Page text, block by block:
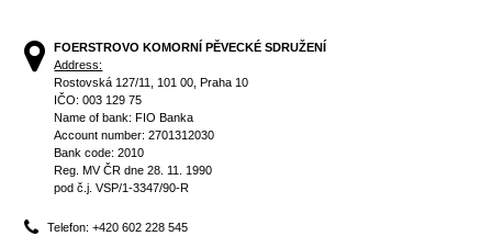
FOERSTROVO KOMORNÍ PĚVECKÉ SDRUŽENÍ
Address:
Rostovská 127/11, 101 00, Praha 10
IČO: 003 129 75
Name of bank: FIO Banka
Account number: 2701312030
Bank code: 2010
Reg. MV ČR dne 28. 11. 1990
pod č.j. VSP/1-3347/90-R
Telefon: +420 602 228 545